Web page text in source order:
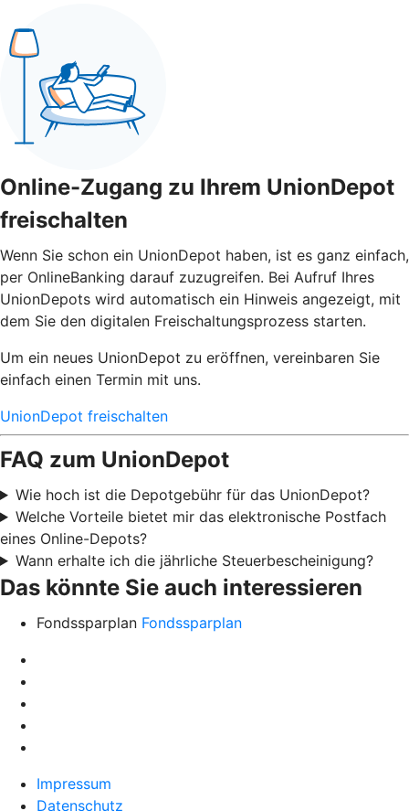
Online-Zugang zu Ihrem UnionDepot
freischalten
Wenn Sie schon ein UnionDepot haben, ist es ganz einfach,
per OnlineBanking darauf zuzugreifen. Bei Aufruf Ihres
UnionDepots wird automatisch ein Hinweis angezeigt, mit
dem Sie den digitalen Freischaltungsprozess starten.
Um ein neues UnionDepot zu eröffnen, vereinbaren Sie
einfach einen Termin mit uns.
UnionDepot freischalten
FAQ zum UnionDepot
Wie hoch ist die Depotgebühr für das UnionDepot?
Welche Vorteile bietet mir das elektronische Postfach
eines Online-Depots?
Wann erhalte ich die jährliche Steuerbescheinigung?
Das könnte Sie auch interessieren
Fondssparplan Fondssparplan
Impressum
Datenschutz